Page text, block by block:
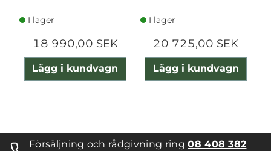
I lager
18 990,00 SEK
Lägg i kundvagn
I lager
20 725,00 SEK
Lägg i kundvagn
Försäljning och rådgivning ring08 408 382